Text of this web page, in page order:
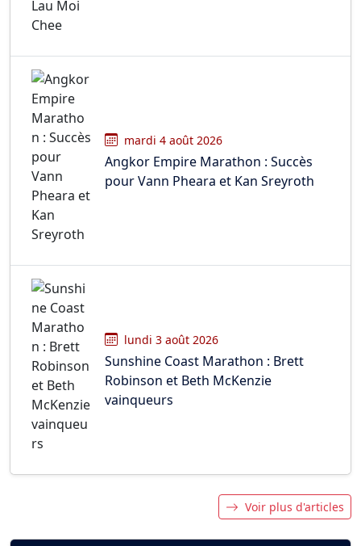
mardi 4 août 2026
Angkor Empire Marathon : Succès
pour Vann Pheara et Kan Sreyroth
lundi 3 août 2026
Sunshine Coast Marathon : Brett
Robinson et Beth McKenzie
vainqueurs
Voir plus d'articles